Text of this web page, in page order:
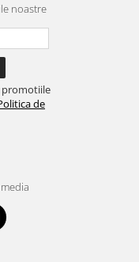
noastre
promotiile
de